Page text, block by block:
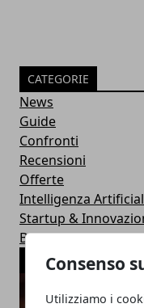
Consenso
Utilizziamo i
CATEGORIE
News
Guide
Confronti
Recensioni
Offerte
Intelligenza
Startup &
Business
ARTICOLI POPOLARI